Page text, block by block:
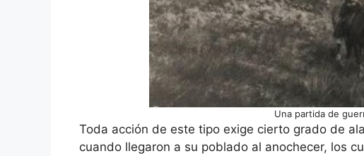
Una partida de
Toda acción de este tipo exige cierto grado de
cuando llegaron a su poblado al anochecer, los